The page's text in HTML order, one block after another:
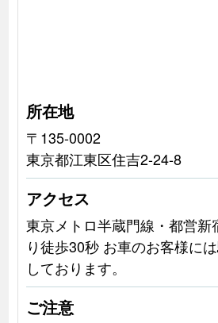
所在地
〒135-0002
東京都江東区住吉2-24-8
アクセス
東京メトロ半蔵門線・都営新
り徒歩30秒 お車のお客様に
しております。
ご注意